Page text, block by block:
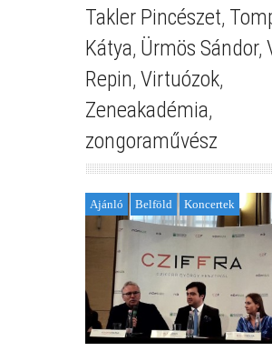
Takler Pincészet,
Kátya, Ürmös Sándor,
Repin, Virtuózok,
Zeneakadémia,
zongoraművész
Ajánló Belföld Koncertek